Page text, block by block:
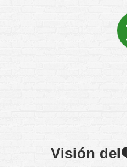
Visión del